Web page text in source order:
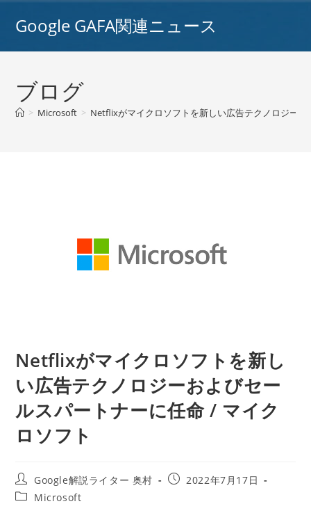
Google GAFA関連ニュース
ブログ
> Microsoft > Netflixがマイクロソフトを新しい広告テクノロジー
Netflixがマイクロソフトを新し
い広告テクノロジーおよびセー
ルスパートナーに任命 / マイク
ロソフト
投
稿
者:
Google解説ライター 奥村
投
2022年7月17日
投
Microsoft